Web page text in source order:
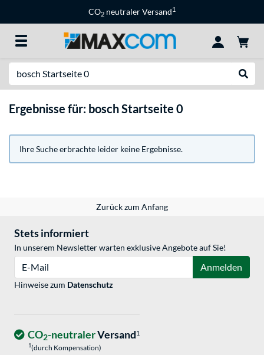
CO2 neutraler Versand1
Ergebnisse für: bosch Startseite 0
Ihre Suche erbrachte leider keine Ergebnisse.
Zurück zum Anfang
Stets informiert
In unserem Newsletter warten exklusive Angebote auf Sie!
Anmelden
Hinweise zum Datenschutz
CO2-neutralerVersand1
1(durch Kompensation)